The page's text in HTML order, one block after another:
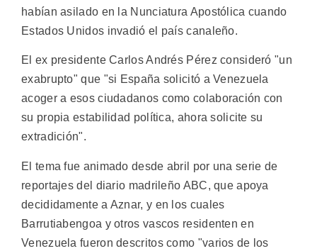
habían asilado en la Nunciatura Apostólica cuando
Estados Unidos invadió el país canaleño.
El ex presidente Carlos Andrés Pérez consideró "un
exabrupto" que "si España solicitó a Venezuela
acoger a esos ciudadanos como colaboración con
su propia estabilidad política, ahora solicite su
extradición".
El tema fue animado desde abril por una serie de
reportajes del diario madrileño ABC, que apoya
decididamente a Aznar, y en los cuales
Barrutiabengoa y otros vascos residenten en
Venezuela fueron descritos como "varios de los